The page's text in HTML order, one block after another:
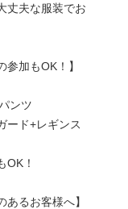
丈夫な服装でお
参加もOK！】
ンツ
ード+レギンス
OK！
あるお客様へ】